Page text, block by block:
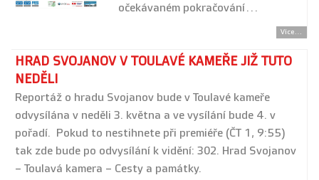
očekávaném pokračování…
Více...
HRAD SVOJANOV V TOULAVÉ KAMEŘE JIŽ TUTO
NEDĚLI
Reportáž o hradu Svojanov bude v Toulavé kameře
odvysílána v neděli 3. května a ve vysílání bude 4. v
pořadí. Pokud to nestihnete při premiéře (ČT 1, 9:55)
tak zde bude po odvysílání k vidění: 302. Hrad Svojanov
– Toulavá kamera – Cesty a památky.